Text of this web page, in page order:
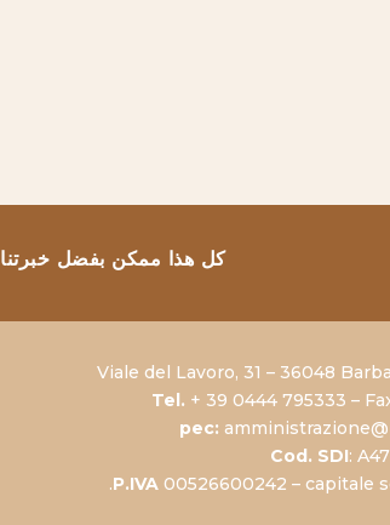
كل هذا ممكن بفضل خبرتنا
Viale del Lavoro, 31 – 36048
Tel. + 39 0444 795333 –
pec:
Cod. SDI:
P.IVA00526600242 – capitale